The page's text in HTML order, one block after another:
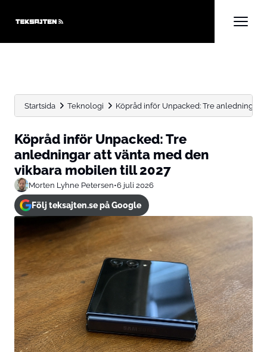
Startsida Teknologi Köpråd inför Unpacked: Tre anledningar
Köpråd inför Unpacked: Tre
anledningar att vänta med den
vikbara mobilen till 2027
Morten Lyhne Petersen•6 juli 2026
Följ teksajten.se på Google